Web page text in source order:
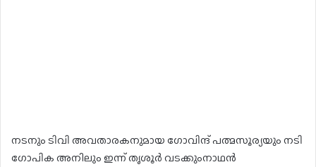
നടനും ടിവി അവതാരകനുമായ ഗോവിന്ദ് പത്മസൂര്യയും നടി
ഗോപിക അനിലും ഇന്ന് തൃശൂർ വടക്കുംനാഥൻ